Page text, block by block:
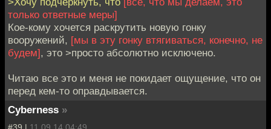
только ответные меры]
Кое-кому хочется раскрутить новую гонку
вооружений, [мы в эту гонку втягиваться, конечно, не
будем], это >просто абсолютно исключено.
Читаю все это и меня не покидает ощущение, что он
перед кем-то оправдывается.
Cyberness »
#39 | 11.09.14 04:49